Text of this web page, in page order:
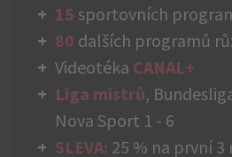
15 sportovních
80 dalších programů
Videotéka CANAL+
Liga mistrů,
Nova Sport 1 - 6
SLEVA: 25 % na první 3